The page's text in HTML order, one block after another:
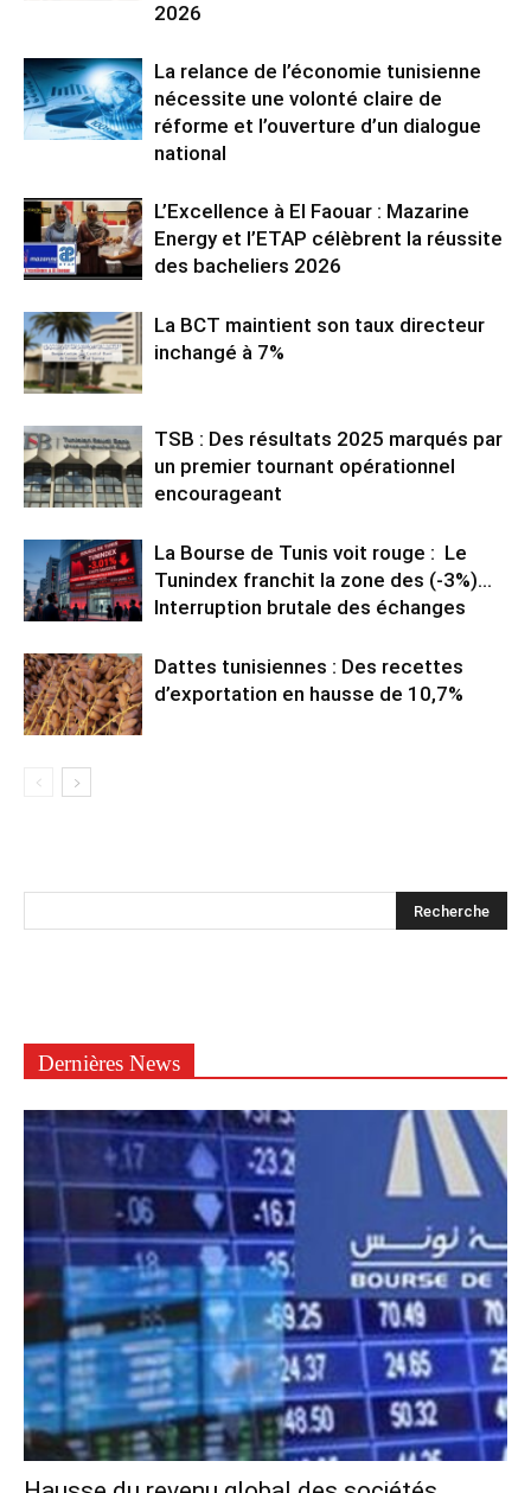
2026
La relance de l’économie tunisienne
nécessite une volonté claire de
réforme et l’ouverture d’un dialogue
national
L’Excellence à El Faouar : Mazarine
Energy et l’ETAP célèbrent la réussite
des bacheliers 2026
La BCT maintient son taux directeur
inchangé à 7%
TSB : Des résultats 2025 marqués par
un premier tournant opérationnel
encourageant
La Bourse de Tunis voit rouge : Le
Tunindex franchit la zone des (-3%)…
Interruption brutale des échanges
Dattes tunisiennes : Des recettes
d’exportation en hausse de 10,7%
Dernières News